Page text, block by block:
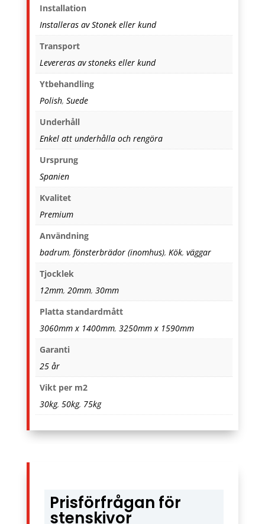
Installation
Installeras av Stonek eller kund
Transport
Levereras av stoneks eller kund
Ytbehandling
Polish, Suede
Underhåll
Enkel att underhålla och rengöra
Ursprung
Spanien
Kvalitet
Premium
Användning
badrum, fönsterbrädor (inomhus), Kök, väggar
Tjocklek
12mm, 20mm, 30mm
Platta standardmått
3060mm x 1400mm, 3250mm x 1590mm
Garanti
25 år
Vikt per m2
30kg, 50kg, 75kg
Prisförfrågan för
stenskivor